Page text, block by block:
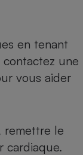
en tenant
une
vous aider
remettre le
cardiaque.